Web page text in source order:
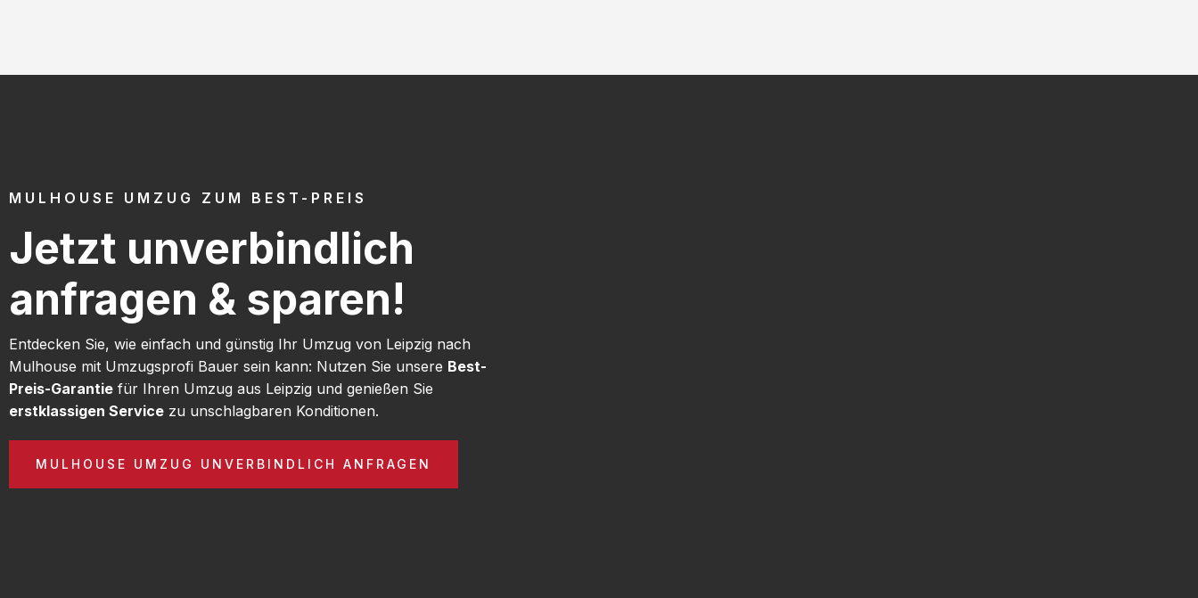
MULHOUSE UMZUG ZUM BEST-PREIS
Jetzt unverbindlich
anfragen & sparen!
Entdecken Sie, wie einfach und günstig Ihr Umzug von Leipzig nach
Mulhouse mit Umzugsprofi Bauer sein kann: Nutzen Sie unsere Best-
Preis-Garantie für Ihren Umzug aus Leipzig und genießen Sie
erstklassigen Service zu unschlagbaren Konditionen.
MULHOUSE UMZUG UNVERBINDLICH ANFRAGEN